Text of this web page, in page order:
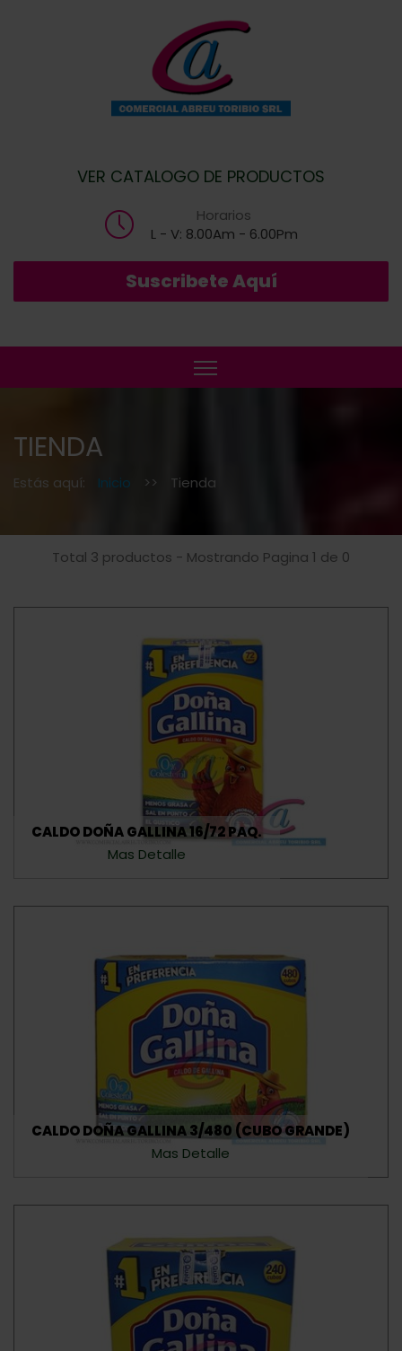
VER CATALOGO DE PRODUCTOS
Horarios
L - V: 8.00Am - 6.00Pm
Suscribete Aquí
TIENDA
Estás aquí: Inicio >> Tienda
Total 3 productos - Mostrando Pagina 1 de 0
CALDO DOÑA GALLINA 16/72 PAQ.
Mas Detalle
CALDO DOÑA GALLINA 3/480 (CUBO GRANDE)
Mas Detalle